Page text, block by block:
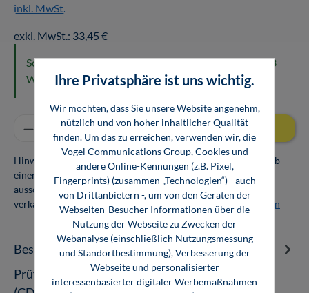
inkl. MwSt.
exkl. MwSt.: 33,45 €
Sofort versandfertig. Lieferzeit in Deutschland ca. 2-3
Werktage.
Produkt Anzahl: Gib den gewünschten
In den Warenkorb
Hinweis: Als Firmenkunde erhalten Sie einen Mengenrabatt ab
einer Abnahmemenge von 10 Exemplaren. Die Bücher dürfen
ausschließlich für den Eigenbedarf genutzt und nicht weiter
verkauft werden. Weitere Informationen unter
Firmenlizenzen
Beschreibung
Prüfungstrainer Sanitär- und Heizungshandwerk
Ihre Privatsphäre ist uns wichtig.
Wir möchten, dass Sie unsere Website angenehm,
nützlich und von hoher inhaltlicher Qualität
finden. Um das zu erreichen, verwenden wir, die
Vogel Communications Group, Cookies und
andere Online-Kennungen (z.B. Pixel,
Fingerprints) (zusammen „Technologien“) - auch
von Drittanbietern -, um von den Geräten der
Webseiten-Besucher Informationen über die
Nutzung der Webseite zu Zwecken der
Webanalyse (einschließlich Nutzungsmessung
und Standortbestimmung), Verbesserung der
Webseite und personalisierter
interessenbasierter digitaler Werbemaßnahmen